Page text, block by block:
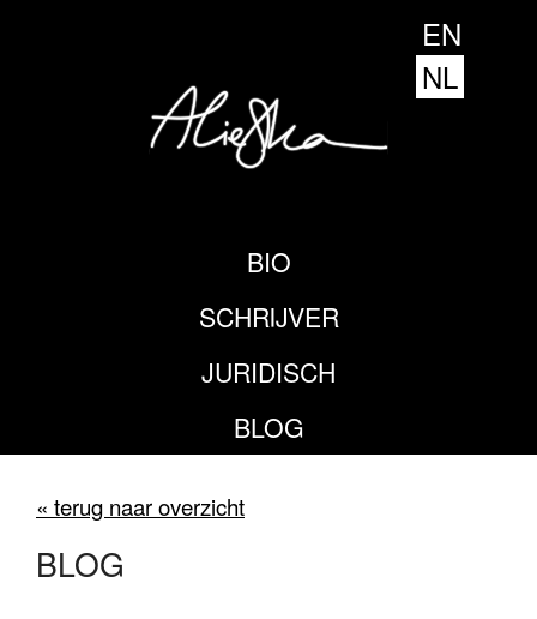
BIO
SCHRIJVER
JURIDISCH
BLOG
EN
NL
« terug naar overzicht
BLOG